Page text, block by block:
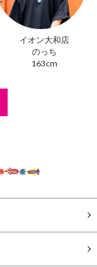
イオン大和店
のっち
163cm